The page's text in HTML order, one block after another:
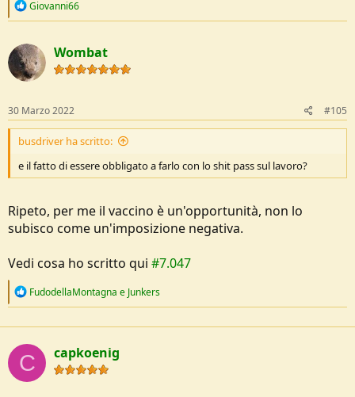
R
c
t
i
o
s
:
Giovanni66
Wombat
30 Marzo 2022 #105
busdriver ha scritto:
e il fatto di essere obbligato a farlo con lo shit pass sul lavoro?
Ripeto, per me il vaccino è un'opportunità, non lo
subisco come un'imposizione negativa.
Vedi cosa ho scritto qui #7.047
R
c
t
i
o
n
FudodellaMontagna e Junkers
C capkoenig